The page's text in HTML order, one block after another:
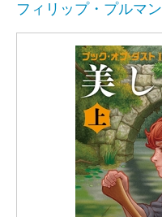
フィリップ・プルマン